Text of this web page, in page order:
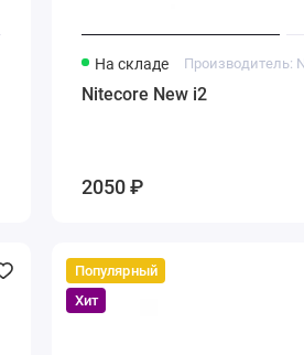
На складе Производитель:
Nitecore New i2
2050 ₽
Популярный
Хит